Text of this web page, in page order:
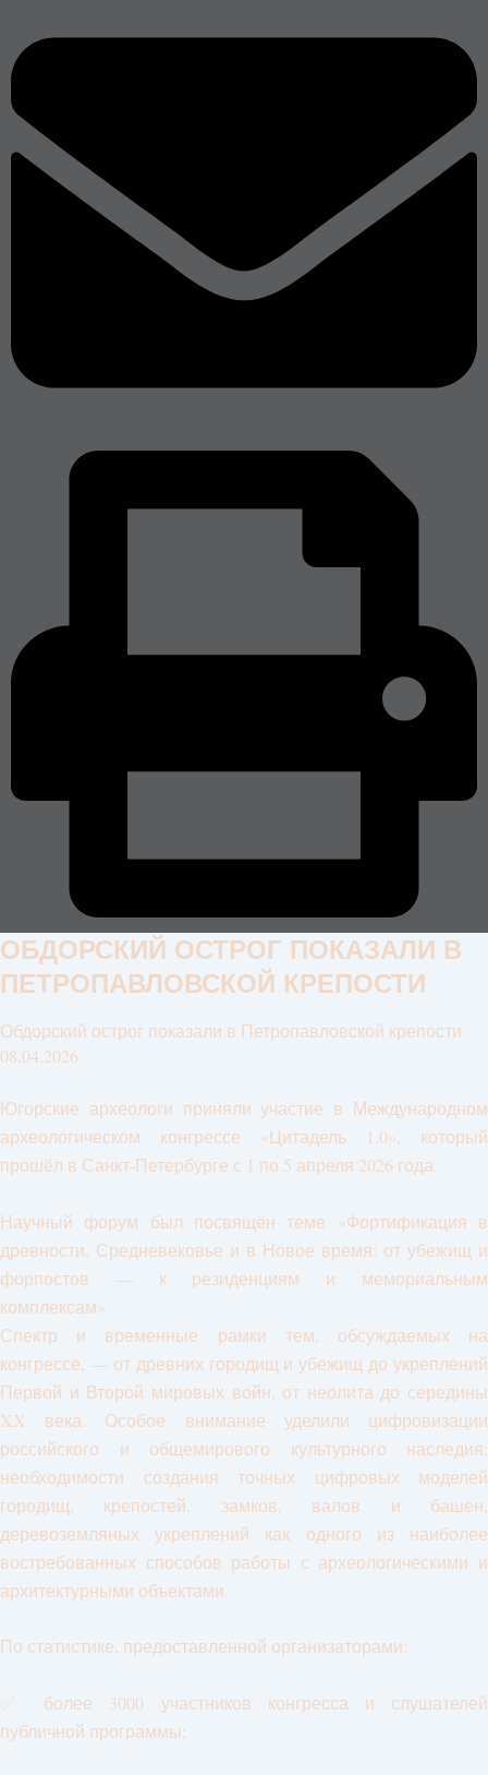
ОБДОРСКИЙ ОСТРОГ ПОКАЗАЛИ В
ПЕТРОПАВЛОВСКОЙ КРЕПОСТИ
Обдорский острог показали в Петропавловской крепости
08.04.2026
Югорские археологи приняли участие в Международном
археологическом конгрессе «Цитадель 1.0», который
прошёл в Санкт-Петербурге с 1 по 5 апреля 2026 года.
Научный форум был посвящён теме «Фортификация в
древности, Средневековье и в Новое время: от убежищ и
форпостов — к резиденциям и мемориальным
комплексам».
Спектр и временные рамки тем, обсуждаемых на
конгрессе, — от древних городищ и убежищ до укреплений
Первой и Второй мировых войн, от неолита до середины
XX века. Особое внимание уделили цифровизации
российского и общемирового культурного наследия:
необходимости создания точных цифровых моделей
городищ, крепостей, замков, валов и башен,
деревоземляных укреплений как одного из наиболее
востребованных способов работы с археологическими и
архитектурными объектами.
По статистике, предоставленной организаторами:
✅ более 3000 участников конгресса и слушателей
публичной программы;